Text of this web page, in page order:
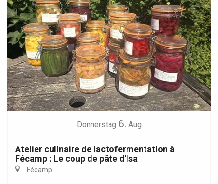
Donnerstag 6. Aug
Atelier culinaire de lactofermentation à
Fécamp : Le coup de pâte d'Isa
Fécamp